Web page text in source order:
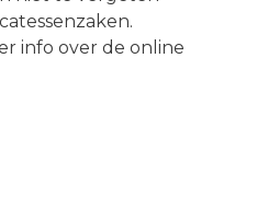
info over de online